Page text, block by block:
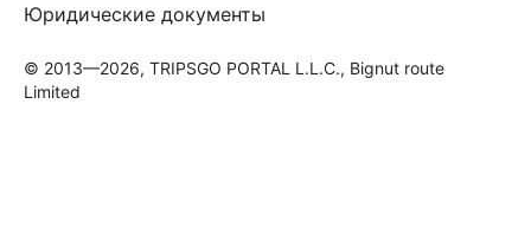
Юридические документы
© 2013—2026, TRIPSGO PORTAL L.L.C., Bignut route
Limited